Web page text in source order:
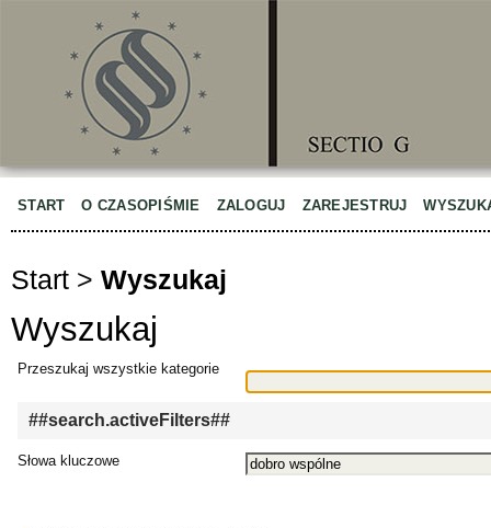
START O CZASOPIŚMIE ZALOGUJ ZAREJESTRUJ
Start > Wyszukaj
Wyszukaj
Przeszukaj wszystkie kategorie
##search.activeFilters##
Słowa kluczowe